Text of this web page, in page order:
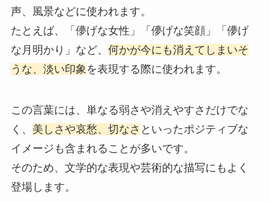
声、風景などに使われます。
たとえば、「儚げな女性」「儚げな笑顔」「儚げ
な月明かり」など、 何かが今にも消えてしまいそ
うな、淡い印象を表現する際に使われます。
この言葉には、単なる弱さや消えやすさだけでな
く、 美しさや哀愁、切なさ といったポジティブな
イメージも含まれることが多いです。
そのため、文学的な表現や芸術的な描写にもよく
登場します。